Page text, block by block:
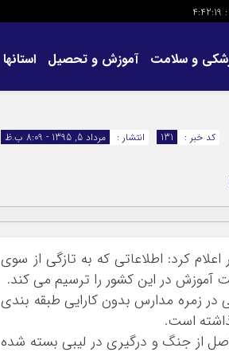
4:42:19
و سلامت آموزش و تحصیل استانها
انتشار :
مرداد 5, 1395 - 8:09 ب.ظ کد خبر : 131
کرد: اطلاعاتی که به تازگی از سوی
آموزش در این کشور را ترسیم می کند.
مناطق مختلف لیبی در زمره مدارس بدون کارایی طبقه بندی
از جنگ و درگیری در لیبی بسته شده